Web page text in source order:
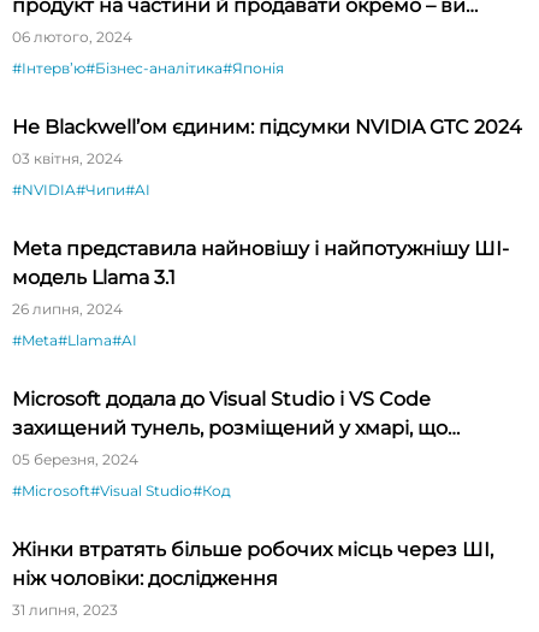
продукт на частини й продавати окремо – ви
будете вражені»
06 лютого, 2024
#Інтервʼю#Бізнес-аналітика#Японія
Не Blackwell’ом єдиним: підсумки NVIDIA GTC 2024
03 квітня, 2024
#NVIDIA#Чипи#AI
Meta представила найновішу і найпотужнішу ШІ-
модель Llama 3.1
26 липня, 2024
#Meta#Llama#AI
Microsoft додала до Visual Studio і VS Code
захищений тунель, розміщений у хмарі, що
спрощує тестування API
05 березня, 2024
#Microsoft#Visual Studio#Код
Жінки втратять більше робочих місць через ШІ,
ніж чоловіки: дослідження
31 липня, 2023